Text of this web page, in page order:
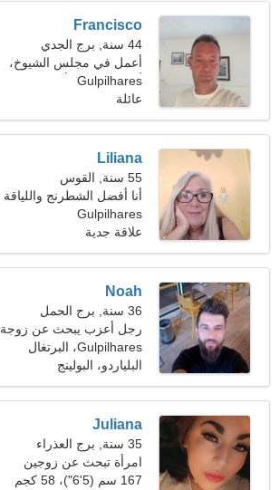
Francisco
44 سنة, برج الجدي
أعمل في مجلس الشيوخ،
أحتاج إلى المرأة المثالية
Gulpilhares
عائلة
Liliana
55 سنة, القوس
أنا أفضل الشطرنج واللياقة
البدنية
Gulpilhares
علاقة جدية
Noah
36 سنة, برج الحمل
رجل أعزب يبحث عن زوجة
Gulpilhares، البرتغال
البلياردو، البولينج
Juliana
35 سنة, برج العذراء
امرأة تبحث عن زوجين
167 سم (5'6")، 58 كجم